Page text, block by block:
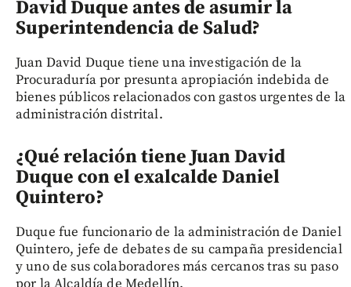
David Duque antes de asumir la
Superintendencia de Salud?
Juan David Duque tiene una investigación de la
Procuraduría por presunta apropiación indebida de
bienes públicos relacionados con gastos urgentes de la
administración distrital.
¿Qué relación tiene Juan David
Duque con el exalcalde Daniel
Quintero?
Duque fue funcionario de la administración de Daniel
Quintero, jefe de debates de su campaña presidencial
y uno de sus colaboradores más cercanos tras su paso